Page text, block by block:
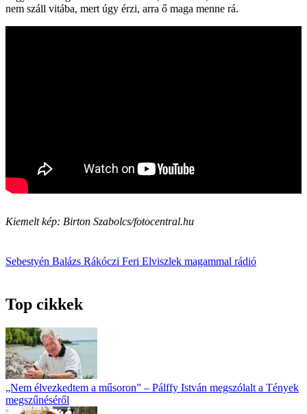
nem száll vitába, mert úgy érzi, arra ő maga menne rá.
Kiemelt kép: Birton Szabolcs/fotocentral.hu
Sebestyén Balázs Rákóczi Feri Elviszlek magammal rádió
Top cikkek
„Nem élvezkedtem a műsoron” – Pálffy István megszólalt a Tények
megszűnéséről